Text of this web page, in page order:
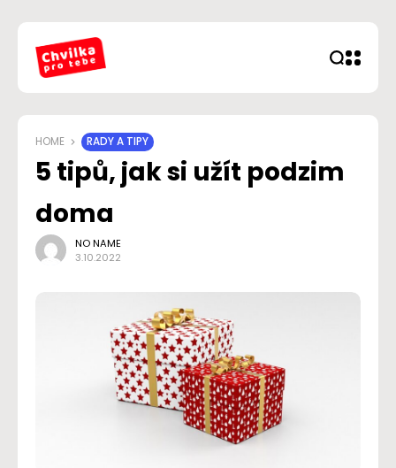
HOME RADY A TIPY
5 tipů, jak si užít podzim
doma
NO NAME
3.10.2022